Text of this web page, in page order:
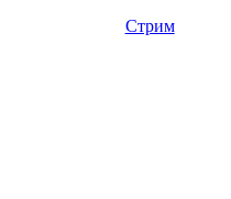
Стрим